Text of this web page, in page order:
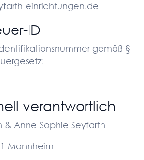
einrichtungen.de
ID
gemäß §
verantwortlich
& Anne-Sophie Seyfarth
Mannheim